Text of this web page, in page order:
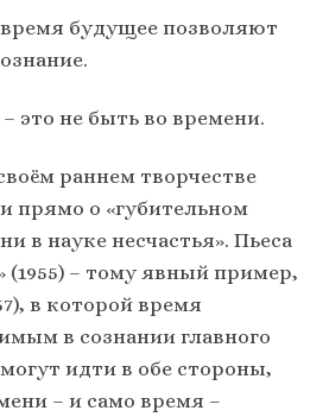
будущее позволяют
это не быть во времени.
раннем творчестве
и прямо о «губительном
в науке несчастья». Пьеса
(1955) – тому явный пример,
в которой время
в сознании главного
идти в обе стороны,
– и само время –